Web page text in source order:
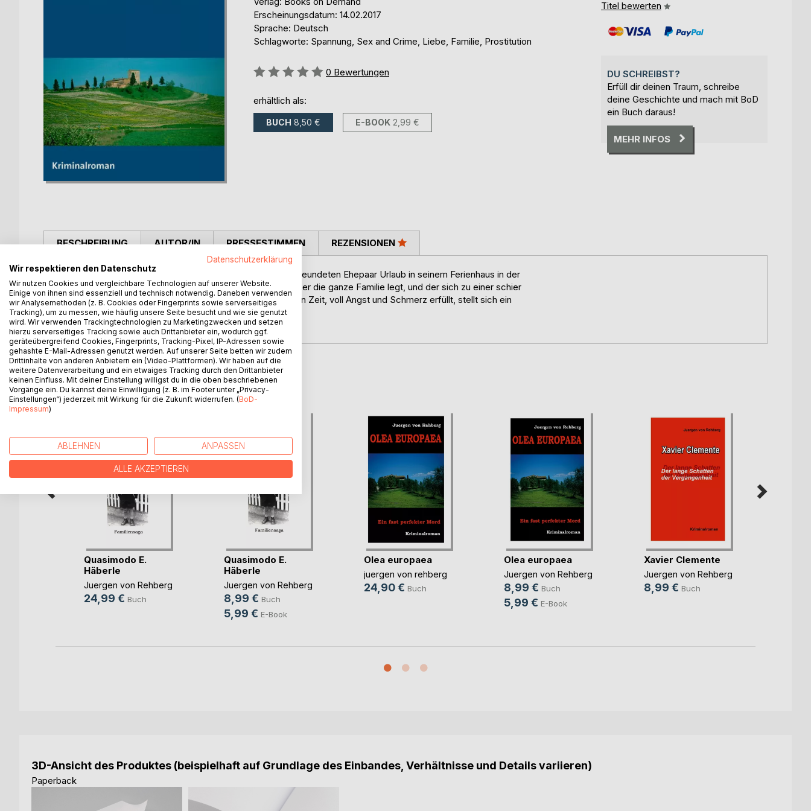
Erscheinungsdatum: 14.02.2017
Sprache: Deutsch
Schlagworte: Spannung, Sex and Crime, Liebe, Familie, Prostitution
Bewertung::
0 Bewertungen
erhältlich als:
BUCH 8,50 € E-BOOK 2,99 €
Titel bewerten
DU SCHREIBST?
Erfüll dir deinen Traum, schreibe
deine Geschichte und mach mit BoD
ein Buch daraus!
MEHR INFOS
BESCHREIBUNG
Professor Bürger macht mit seiner Familie und einem befreundeten Ehepaar Urlaub in seinem Ferienhaus in der
Toskana. Es geschieht ein Mord, dessen Schatten sich über die ganze Familie legt, und der sich zu einer schier
unerträglichen Zerreißprobe verwandelt. Nach einer langen Zeit, voll Angst und Schmerz erfüllt, stellt sich ein
versöhnliches Ende ein.
https://www.juergen-von-rehberg.at
AUTOR/IN PRESSESTIMMEN REZENSIONEN
WEITERE TITEL BEIBoD
Quasimodo E.
Häberle
Juergen von Rehberg
24,99 € Buch
Quasimodo E.
Häberle
Juergen von Rehberg
8,99 € Buch
5,99 € E-Book
Olea europaea
juergen von rehberg
24,90 € Buch
Olea europaea
Juergen von Rehberg
8,99 € Buch
5,99 € E-Book
Xavier Clemente
Juergen von Rehberg
8,99 € Buch
3D-Ansicht des Produktes (beispielhaft auf Grundlage des Einbandes, Verhältnisse und Details variieren)
Paperback
Datenschutzerklärung
Wir respektieren den Datenschutz
Wir nutzen Cookies und vergleichbare Technologien auf unserer Website.
Einige von ihnen sind essenziell und technisch notwendig. Daneben verwenden
wir Analysemethoden (z. B. Cookies oder Fingerprints sowie serverseitiges
Tracking), um zu messen, wie häufig unsere Seite besucht und wie sie genutzt
wird. Wir verwenden Trackingtechnologien zu Marketingzwecken und setzen
hierzu serverseitiges Tracking sowie auch Drittanbieter ein, wodurch ggf.
geräteübergreifend Cookies, Fingerprints, Tracking-Pixel, IP-Adressen sowie
gehashte E-Mail-Adressen genutzt werden. Auf unserer Seite betten wir zudem
Drittinhalte von anderen Anbietern ein (Video-Plattformen). Wir haben auf die
weitere Datenverarbeitung und ein etwaiges Tracking durch den Drittanbieter
keinen Einfluss. Mit deiner Einstellung willigst du in die oben beschriebenen
Vorgänge ein. Du kannst deine Einwilligung (z. B. im Footer unter „Privacy-
Einstellungen“) jederzeit mit Wirkung für die Zukunft widerrufen. (BoD-
Impressum)
ABLEHNEN ANPASSEN
ALLE AKZEPTIEREN